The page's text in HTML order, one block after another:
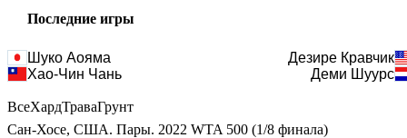
Последние игры
Шуко Аояма
Хао-Чин Чань
Дезире Кравчик
Деми Шуурс
ВсеХардТраваГрунт
Сан-Хосе, США. Пары. 2022 WTA 500 (1/8 финала)